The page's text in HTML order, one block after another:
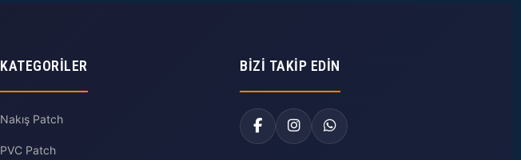
KATEGORILER
Nakış Patch
PVC Patch
BIZI TAKIP EDIN